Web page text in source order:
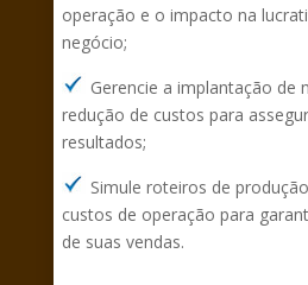
operação e o impacto na
negócio;
Gerencie a implantação de
redução de custos para
resultados;
Simule roteiros de
custos de operação para
de suas vendas.